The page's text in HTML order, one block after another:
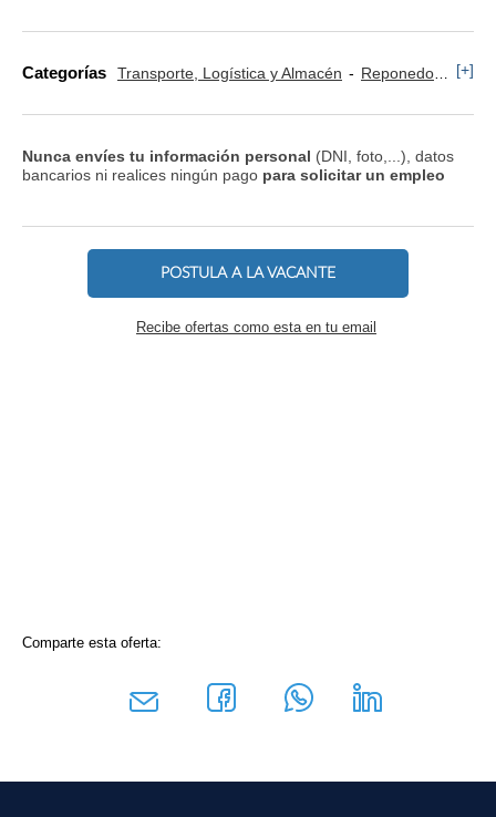
Categorías Transporte, Logística y Almacén Reponedor y Cajero [+]
Nunca envíes tu información personal (DNI, foto,...), datos
bancarios ni realices ningún pago para solicitar un empleo
POSTULA A LA VACANTE
Recibe ofertas como esta en tu email
Comparte esta oferta: